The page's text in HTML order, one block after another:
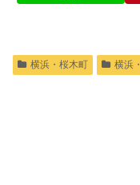
横浜・桜木町 横浜